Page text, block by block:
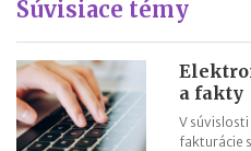
Štátni zamestnanci môžu od 1.
Novela zákona o ochrane
Reklamácia letného tábora
Zmeny v živnostenskom zákone
Súvisiace témy
a fakty
V
fakturácie